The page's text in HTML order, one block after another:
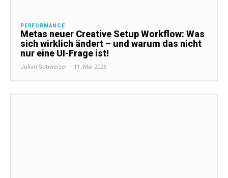
PERFORMANCE
Metas neuer Creative Setup Workflow: Was
sich wirklich ändert – und warum das nicht
nur eine UI-Frage ist!
Julian Schweizer - 11. Mai 2026